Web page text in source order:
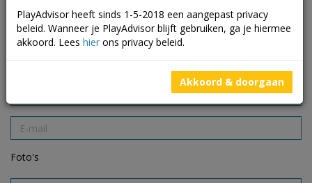
Foto's
PlayAdvisor heeft sinds 1-5-2018 een aangepast privacy
beleid. Wanneer je PlayAdvisor blijft gebruiken, ga je hiermee
akkoord. Lees hier ons privacy beleid.
Akkoord & doorgaan